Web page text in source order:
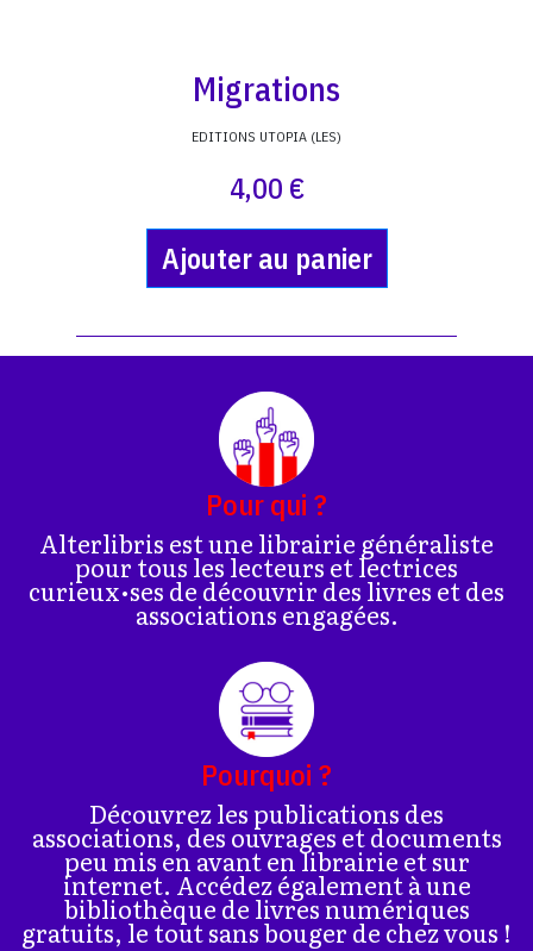
Migrations
EDITIONS UTOPIA (LES)
4,00 €
Ajouter au panier
Pour qui ?
Alterlibris est une librairie généraliste
pour tous les lecteurs et lectrices
curieux•ses de découvrir des livres et des
associations engagées.
Pourquoi ?
Découvrez les publications des
associations, des ouvrages et documents
peu mis en avant en librairie et sur
internet. Accédez également à une
bibliothèque de livres numériques
gratuits, le tout sans bouger de chez vous !